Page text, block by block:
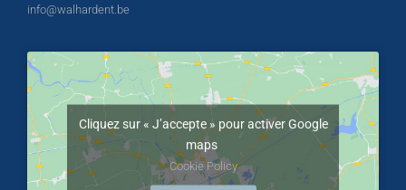
info@walhardent.be
Cliquez sur « J’accepte » pour activer Google
maps
Cookie Policy